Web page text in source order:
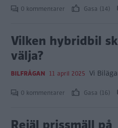
0 kommentarer Gasa (14)
Vilken hybridbil
välja?
BILFRÅGAN 11 april 2025 Vi
0 kommentarer Gasa (16)